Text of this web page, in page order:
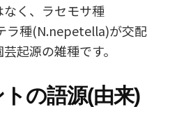
なく、ラセモサ種
ラ種(N.nepetella)が交配
起源の雑種です。
の語源(由来)